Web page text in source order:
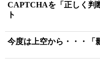
CAPTCHAを「正しく判
ト
今度は上空から・・・「